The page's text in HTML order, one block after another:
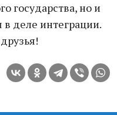
государства, но и
деле интеграции.